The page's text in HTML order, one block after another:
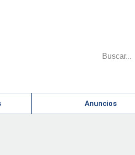
Anuncios